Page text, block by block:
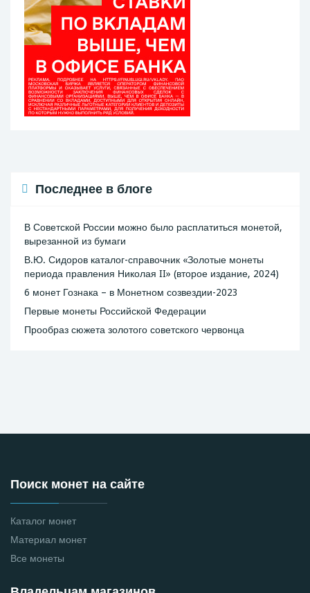
Последнее в блоге
В Советской России можно было расплатиться монетой,
вырезанной из бумаги
В.Ю. Сидоров каталог-справочник «Золотые монеты
периода правления Николая II» (второе издание, 2024)
6 монет Гознака – в Монетном созвездии-2023
Первые монеты Российской Федерации
Прообраз сюжета золотого советского червонца
Поиск монет на сайте
Каталог монет
Материал монет
Все монеты